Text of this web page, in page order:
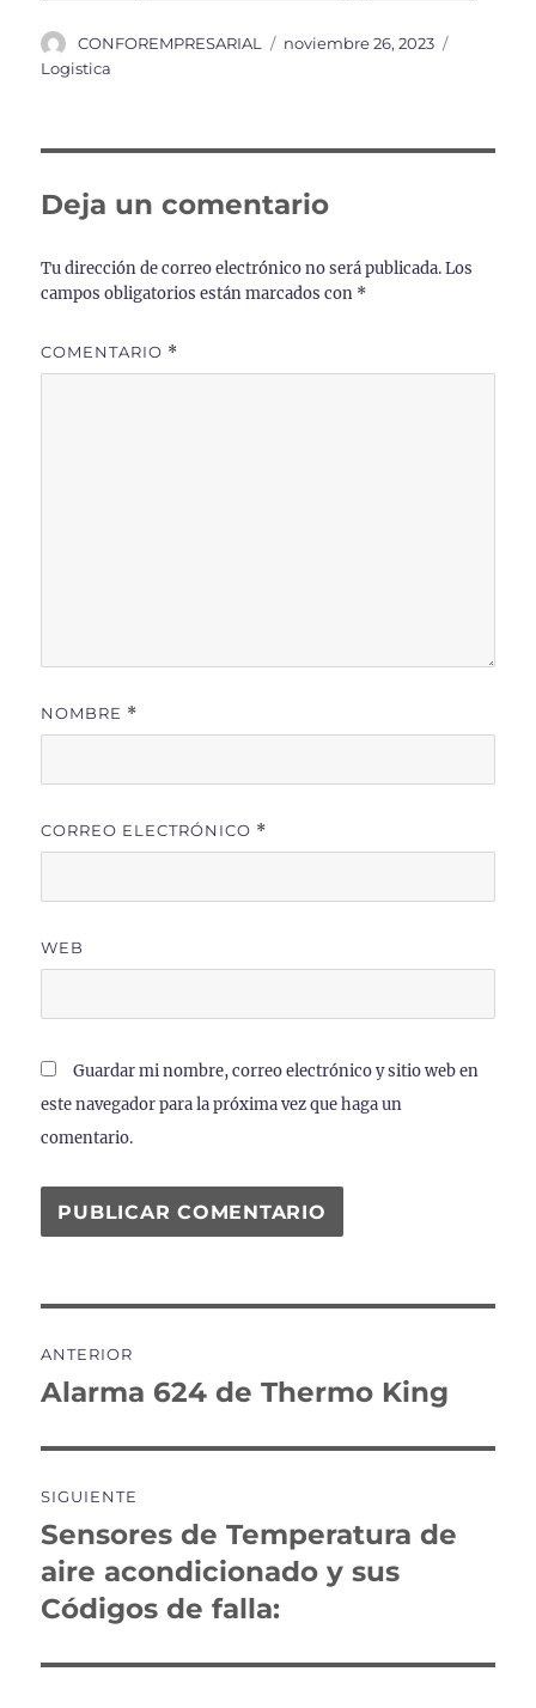
Autor
CONFOREMPRESARIAL
Publicado
noviembre 26, 2023
Logistica
Deja un comentario
Tu dirección de correo electrónico no será publicada. Los
campos obligatorios están marcados con *
COMENTARIO *
NOMBRE *
CORREO ELECTRÓNICO *
WEB
Guardar mi nombre, correo electrónico y sitio web en
este navegador para la próxima vez que haga un
comentario.
de
ANTERIOR
Entrada
Alarma 624 de Thermo King
SIGUIENTE
Entrada
siguiente:
Sensores de Temperatura de
aire acondicionado y sus
Códigos de falla: